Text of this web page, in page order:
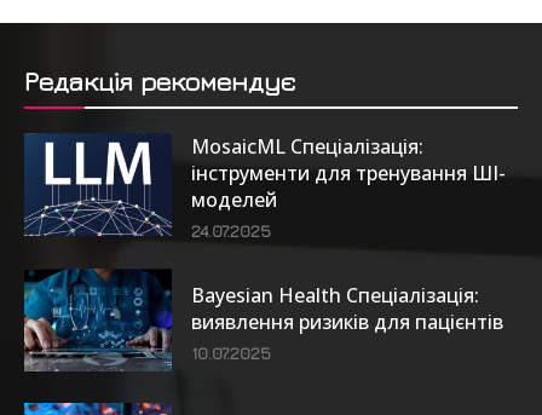
Редакція рекомендує
MosaicML Спеціалізація:
інструменти для тренування ШІ-
моделей
24.07.2025
Bayesian Health Спеціалізація:
виявлення ризиків для пацієнтів
10.07.2025